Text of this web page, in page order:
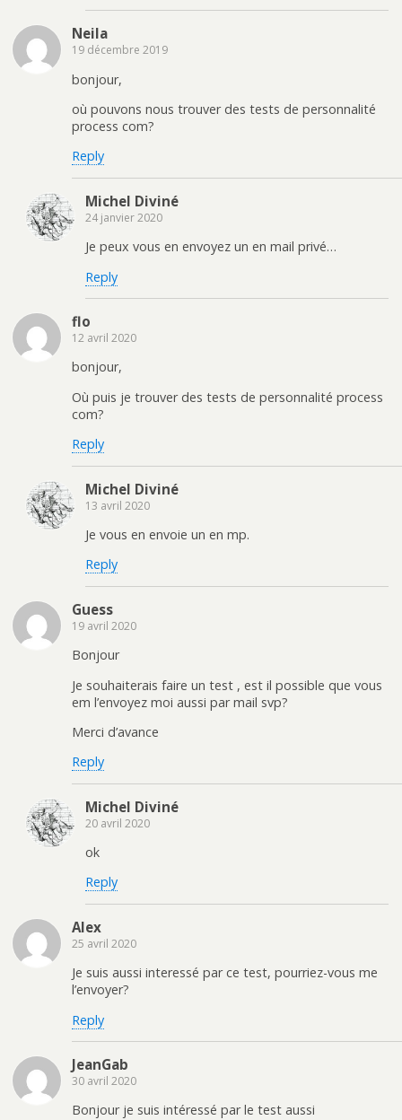
Neila
19 décembre 2019
bonjour,
où pouvons nous trouver des tests de personnalité
process com?
Reply
Michel Diviné
24 janvier 2020
Je peux vous en envoyez un en mail privé…
Reply
flo
12 avril 2020
bonjour,
Où puis je trouver des tests de personnalité process
com?
Reply
Michel Diviné
13 avril 2020
Je vous en envoie un en mp.
Reply
Guess
19 avril 2020
Bonjour
Je souhaiterais faire un test , est il possible que vous
em l’envoyez moi aussi par mail svp?
Merci d’avance
Reply
Michel Diviné
20 avril 2020
ok
Reply
Alex
25 avril 2020
Je suis aussi interessé par ce test, pourriez-vous me
l’envoyer?
Reply
JeanGab
30 avril 2020
Bonjour je suis intéressé par le test aussi